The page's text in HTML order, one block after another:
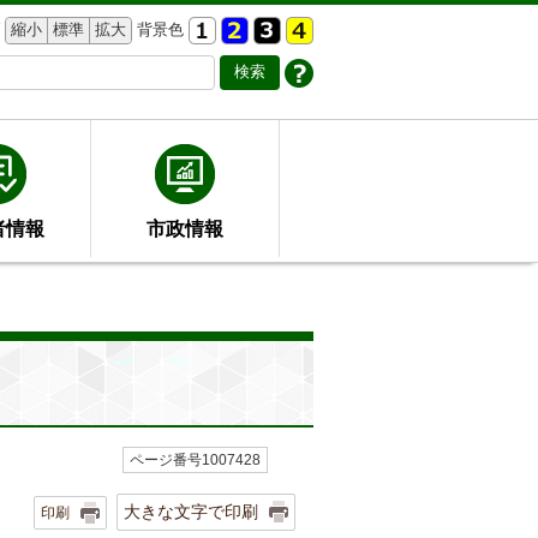
縮小 標準 拡大 背景色
情報 市政情報
ページ番号1007428
印刷 大きな文字で印刷